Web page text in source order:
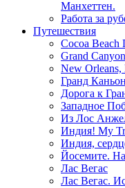
Манхеттен.
Работа за
Путешествия
Cocoa
Grand
New
Гранд
Дорога к
Западное
Из Лос
Индия! My
Индия,
Йосемите.
Лас Вегас
Лас Вегас.